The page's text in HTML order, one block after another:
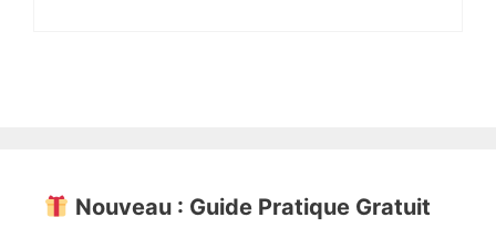
Nouveau : Guide Pratique Gratuit